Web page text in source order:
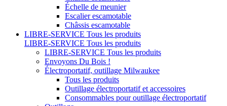
Échelle de meunier
Escalier escamotable
Châssis escamotable
LIBRE-SERVICE Tous les produits
LIBRE-SERVICE Tous les produits
LIBRE-SERVICE Tous les produits
Envoyons Du Bois !
Électroportatif, outillage Milwaukee
Tous les produits
Outillage électroportatif et accessoires
Consommables pour outillage électroportatif